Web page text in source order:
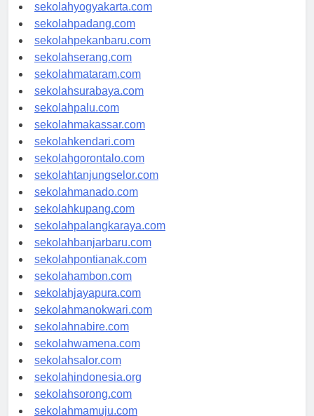
sekolahsemarang.com
sekolahyogyakarta.com
sekolahpadang.com
sekolahpekanbaru.com
sekolahserang.com
sekolahmataram.com
sekolahsurabaya.com
sekolahpalu.com
sekolahmakassar.com
sekolahkendari.com
sekolahgorontalo.com
sekolahtanjungselor.com
sekolahmanado.com
sekolahkupang.com
sekolahpalangkaraya.com
sekolahbanjarbaru.com
sekolahpontianak.com
sekolahambon.com
sekolahjayapura.com
sekolahmanokwari.com
sekolahnabire.com
sekolahwamena.com
sekolahsalor.com
sekolahindonesia.org
sekolahsorong.com